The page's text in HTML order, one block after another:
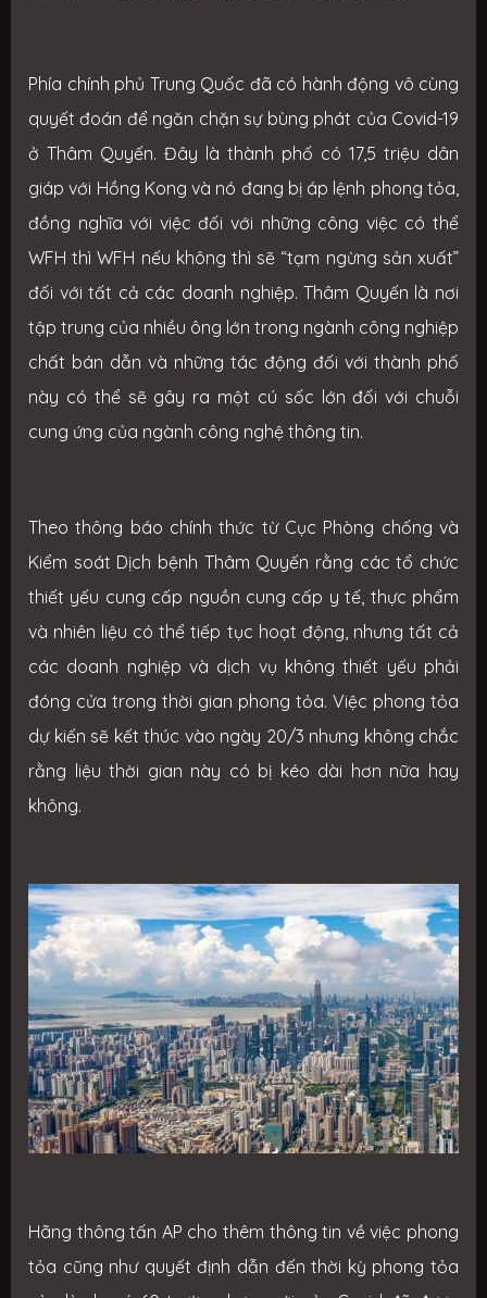
Phía chính phủ Trung Quốc đã có hành động vô cùng
quyết đoán để ngăn chặn sự bùng phát của Covid-19
ở Thâm Quyến. Đây là thành phố có 17,5 triệu dân
giáp với Hồng Kong và nó đang bị áp lệnh phong tỏa,
đồng nghĩa với việc đối với những công việc có thể
WFH thì WFH nếu không thì sẽ “tạm ngừng sản xuất”
đối với tất cả các doanh nghiệp. Thâm Quyến là nơi
tập trung của nhiều ông lớn trong ngành công nghiệp
chất bán dẫn và những tác động đối với thành phố
này có thể sẽ gây ra một cú sốc lớn đối với chuỗi
cung ứng của ngành công nghệ thông tin.
Theo thông báo chính thức từ Cục Phòng chống và
Kiểm soát Dịch bệnh Thâm Quyến rằng các tổ chức
thiết yếu cung cấp nguồn cung cấp y tế, thực phẩm
và nhiên liệu có thể tiếp tục hoạt động, nhưng tất cả
các doanh nghiệp và dịch vụ không thiết yếu phải
đóng cửa trong thời gian phong tỏa. Việc phong tỏa
dự kiến sẽ kết thúc vào ngày 20/3 nhưng không chắc
rằng liệu thời gian này có bị kéo dài hơn nữa hay
không.
Hãng thông tấn AP cho thêm thông tin về việc phong
tỏa cũng như quyết định dẫn đến thời kỳ phong tỏa